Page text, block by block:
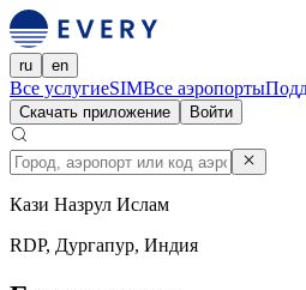
ru en
Все услугиeSIMВсе аэропорты
Скачать приложение Войти
Кази Назрул Ислам
RDP, Дургапур, Индия